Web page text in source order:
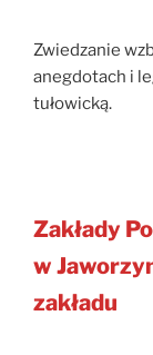
Zwiedzanie
anegdotach i
tułowicką.
Zakłady
w
zakładu